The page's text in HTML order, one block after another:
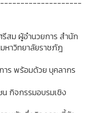
สม ผู้อำนวยการ สำนัก
หาวิทยาลัยราชภัฎ
ร พร้อมด้วย บุคลากร
กิจกรรมอบรมเชิง